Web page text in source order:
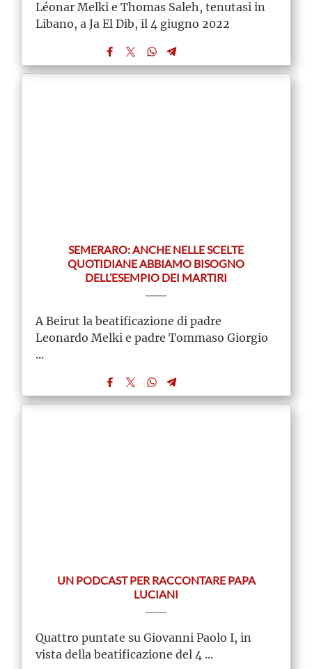
Léonar Melki e Thomas Saleh, tenutasi in
Libano, a Ja El Dib, il 4 giugno 2022
SEMERARO: ANCHE NELLE SCELTE
QUOTIDIANE ABBIAMO BISOGNO
DELL’ESEMPIO DEI MARTIRI
A Beirut la beatificazione di padre
Leonardo Melki e padre Tommaso Giorgio
...
UN PODCAST PER RACCONTARE PAPA
LUCIANI
Quattro puntate su Giovanni Paolo I, in
vista della beatificazione del 4 ...